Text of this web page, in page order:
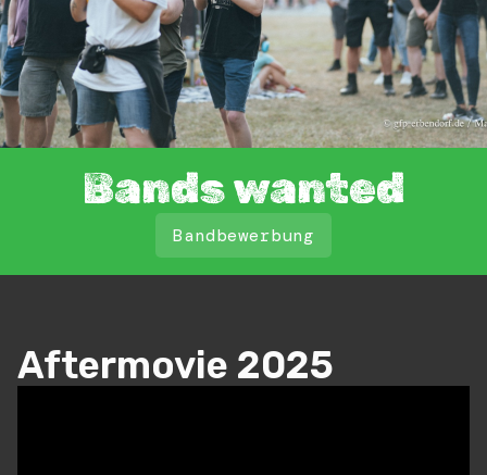
Bands wanted
Bandbewerbung
Aftermovie 2025